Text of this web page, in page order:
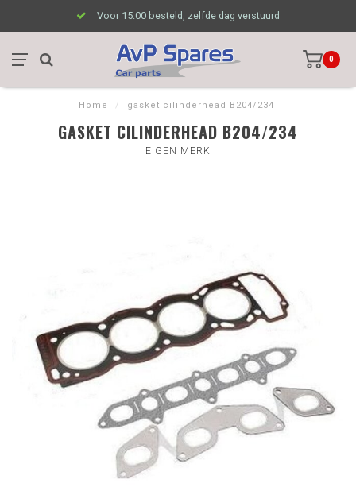
Voor 15.00 besteld, zelfde dag verstuurd
0
Home / gasket cilinderhead B204/234
GASKET CILINDERHEAD B204/234
EIGEN MERK